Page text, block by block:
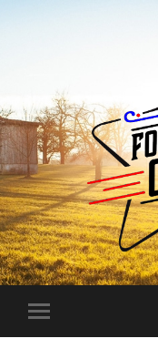
Toggle
mobile